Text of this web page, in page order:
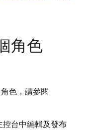
角色
角色，請參閱
控台中編輯及發布